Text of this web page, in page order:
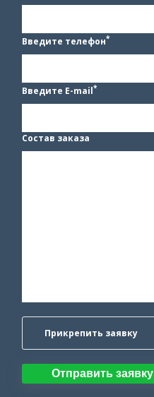
Введите телефон*
Введите E-mail*
Состав заказа
Прикрепить заявку
Отправить заявку